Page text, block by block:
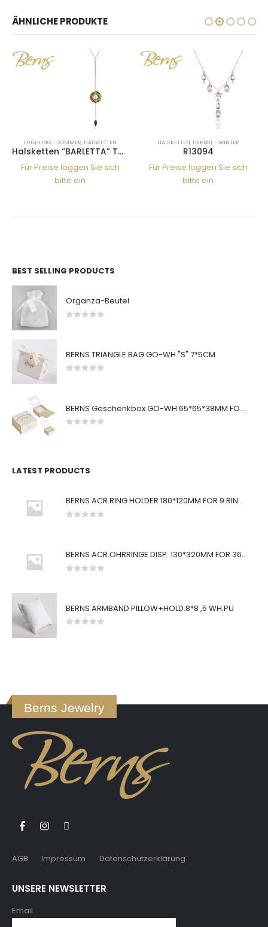
ÄHNLICHE PRODUKTE
FRÜHLING - SOMMER, HALSKETTEN
Halsketten “BARLETTA” TABAC-JET SS
Für Preise loggen Sie sich
bitte ein
HALSKETTEN, HERBST - WINTER
R13094
Für Preise loggen Sie sich
bitte ein
BEST SELLING PRODUCTS
Organza-Beutel
BERNS TRIANGLE BAG GO-WH "S" 7*5CM
BERNS Geschenkbox GO-WH 65*65*38MM FOR SMALL SETS
LATEST PRODUCTS
BERNS ACR.RING HOLDER 180*120MM FOR 9 RINGS
BERNS ACR.OHRRINGE DISP. 130*320MM FOR 36 PAIRS
BERNS ARMBAND PILLOW+HOLD.8*8 ,5 WH.PU
Berns Jewelry
AGB Impressum Datenschutzerklärung
UNSERE NEWSLETTER
Email